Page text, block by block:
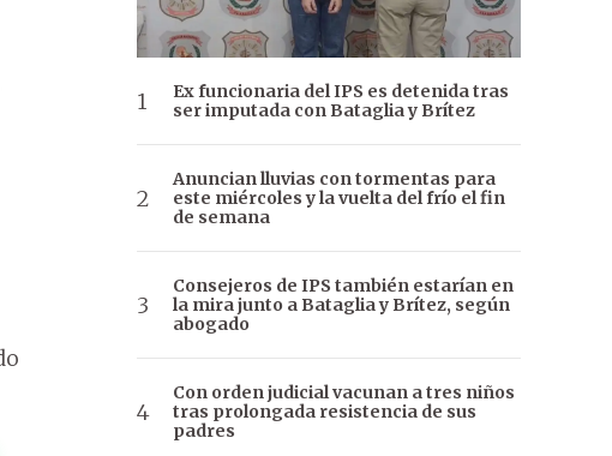
Ex funcionaria del IPS es detenida tras
ser imputada con Bataglia y Brítez
Anuncian lluvias con tormentas para
este miércoles y la vuelta del frío el fin
de semana
Consejeros de IPS también estarían en
la mira junto a Bataglia y Brítez, según
abogado
Con orden judicial vacunan a tres niños
tras prolongada resistencia de sus
padres